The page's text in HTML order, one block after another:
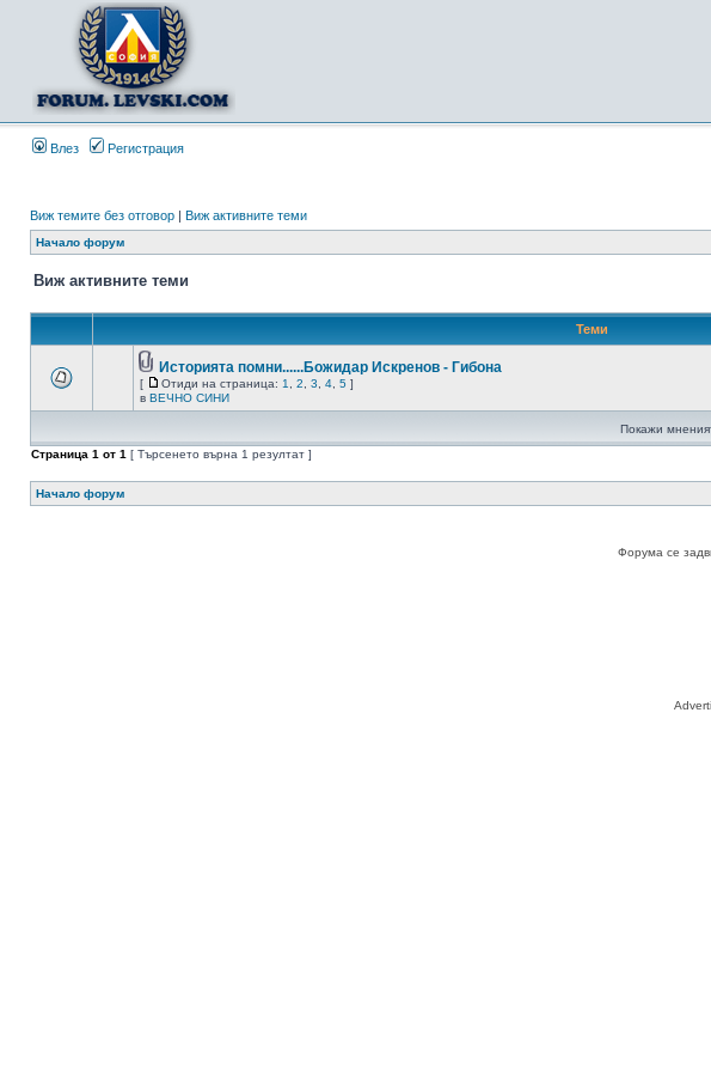
Влез Регистрация
Виж темите без отговор | Виж активните теми
Начало форум
Виж активните теми
Теми
Историята помни......Божидар Искренов - Гибона
[ Отиди на страница: 1 2 3 4 5 ]
в ВЕЧНО СИНИ
Покажи
Страница 1 от 1 [ Търсенето върна 1 резултат ]
Начало форум
Форума се